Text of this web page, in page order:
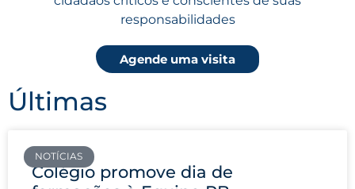
responsabilidades
Agende uma visita
Últimas
NOTÍCIAS
Colégio promove dia de